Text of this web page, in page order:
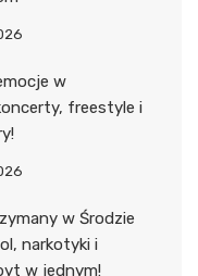
w
freestyle i
w Środzie
narkotyki i
w jednym!